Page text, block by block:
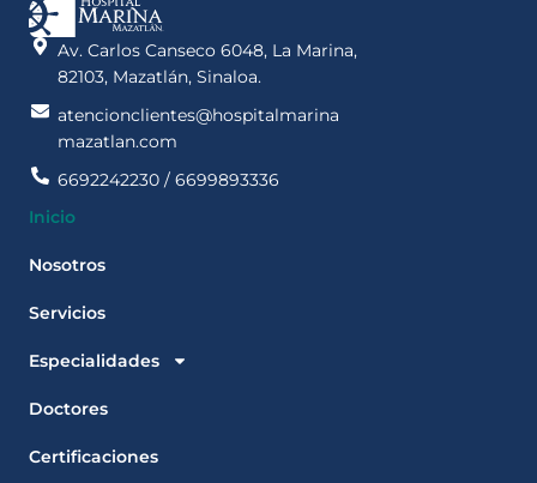
Av. Carlos Canseco 6048, La Marina,
82103, Mazatlán, Sinaloa.
atencionclientes@hospitalmarina
mazatlan.com
6692242230 / 6699893336
Inicio
Nosotros
Servicios
Especialidades
Doctores
Certificaciones